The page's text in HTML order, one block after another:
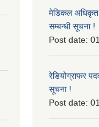
मेडिकल अधिकृत
सम्बन्धी सूचना !
Post date:
रेडियोग्राफर
सूचना !
Post date: